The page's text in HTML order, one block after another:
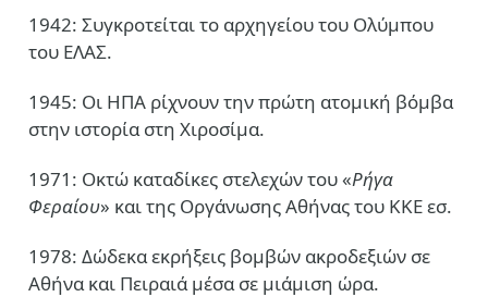
1942: Συγκροτείται το αρχηγείου του Ολύμπου
του ΕΛΑΣ.
1945: Οι ΗΠΑ ρίχνουν την πρώτη ατομική βόμβα
στην ιστορία στη Χιροσίμα.
1971: Οκτώ καταδίκες στελεχών του «Ρήγα
Φεραίου» και της Οργάνωσης Αθήνας του ΚΚΕ εσ.
1978: Δώδεκα εκρήξεις βομβών ακροδεξιών σε
Αθήνα και Πειραιά μέσα σε μιάμιση ώρα.